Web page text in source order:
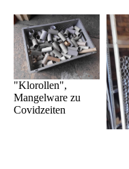
"Klorollen",
Mangelware zu
Covidzeiten